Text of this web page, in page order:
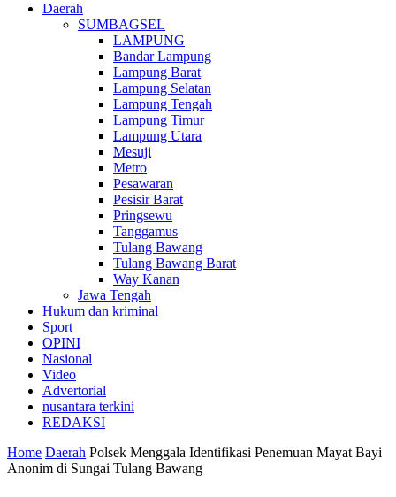
Daerah
SUMBAGSEL
LAMPUNG
Bandar Lampung
Lampung Barat
Lampung Selatan
Lampung Tengah
Lampung Timur
Lampung Utara
Mesuji
Metro
Pesawaran
Pesisir Barat
Pringsewu
Tanggamus
Tulang Bawang
Tulang Bawang Barat
Way Kanan
Jawa Tengah
Hukum dan kriminal
Sport
OPINI
Nasional
Video
Advertorial
nusantara terkini
REDAKSI
Home Daerah Polsek Menggala Identifikasi Penemuan Mayat Bayi
Anonim di Sungai Tulang Bawang